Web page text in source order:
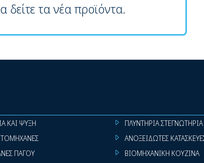
δείτε τα νέα προϊόντα.
ΚΑΙ ΨΥΞΗ
ΠΑΓΟΥ
ΠΛΥΝΤΗΡΙΑ
ΑΝΟΞΕΙΔΩΤΕΣ
ΒΙΟΜΗΧΑΝΙΚΗ ΚΟΥΖΙΝΑ